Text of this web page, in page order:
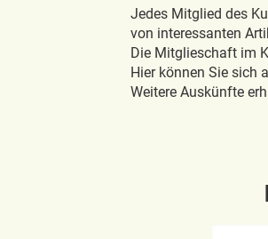
Jedes Mitglied des
von interessanten
Die Mitglieschaft im
Hier können Sie sich
Weitere Auskünfte